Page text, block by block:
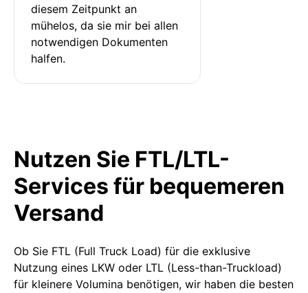
diesem Zeitpunkt an
mühelos, da sie mir bei allen
notwendigen Dokumenten
halfen.
Nutzen Sie FTL/LTL-
Services für bequemeren
Versand
Ob Sie FTL (Full Truck Load) für die exklusive
Nutzung eines LKW oder LTL (Less-than-Truckload)
für kleinere Volumina benötigen, wir haben die besten